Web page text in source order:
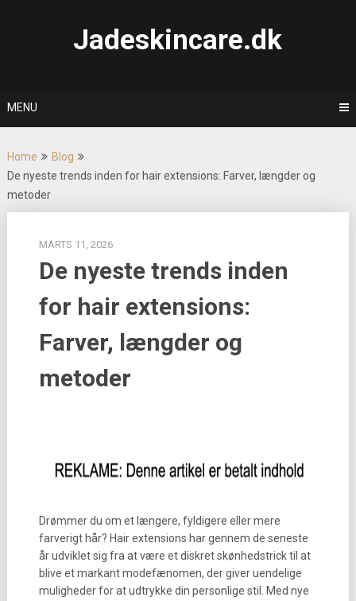
Jadeskincare.dk
MENU
Home
Blog
De nyeste trends inden for hair extensions: Farver, længder og
metoder
MARTS 11, 2026
De nyeste trends inden
for hair extensions:
Farver, længder og
metoder
Drømmer du om et længere, fyldigere eller mere
farverigt hår? Hair extensions har gennem de seneste
år udviklet sig fra at være et diskret skønhedstrick til at
blive et markant modefænomen, der giver uendelige
muligheder for at udtrykke din personlige stil. Med nye